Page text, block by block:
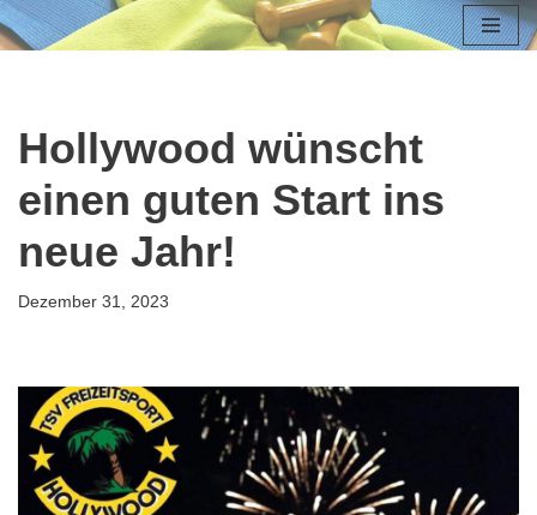
Hollywood wünscht
einen guten Start ins
neue Jahr!
Dezember 31, 2023